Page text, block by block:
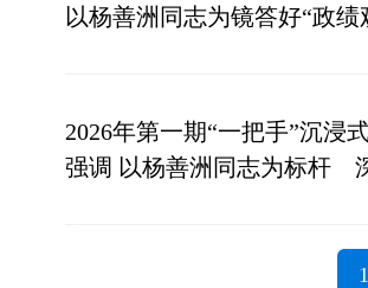
以杨善洲同志为镜答好“政绩
2026年第一期“一把手”沉浸
强调 以杨善洲同志为标
1